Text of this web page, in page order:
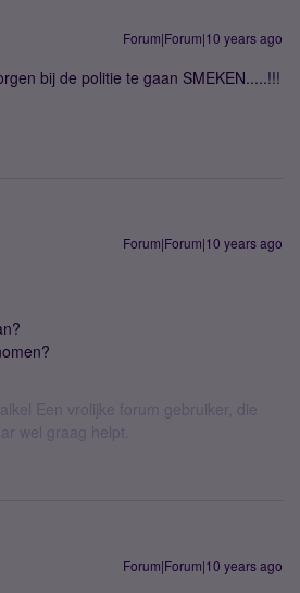
Forum|Forum|10 years ago
bij de politie te gaan SMEKEN.....!!!
Forum|Forum|10 years ago
Een vrolijke forum gebruiker, die
wel graag helpt.
Forum|Forum|10 years ago